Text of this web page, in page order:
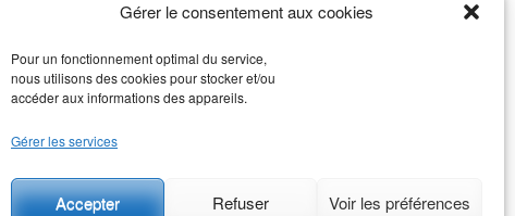
Gérer le consentement aux cookies
Pour un fonctionnement optimal du service,
nous utilisons des cookies pour stocker et/ou
accéder aux informations des appareils.
Gérer les services
Accepter Refuser Voir les préférences
Rechercher
Rechercher